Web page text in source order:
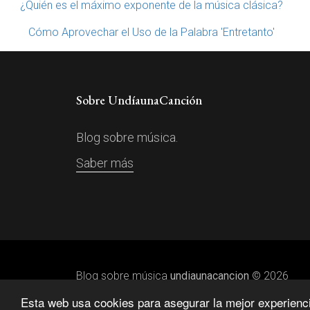
Esta web usa cookies para asegurar la mejor
¿Quién es el máximo exponente de la música clásica?
Cómo Aprovechar el Uso de la Palabra 'Entretanto'
Sobre UndíaunaCanción
Blog sobre música.
Saber más
Blog sobre música undiaunacancion © 2026